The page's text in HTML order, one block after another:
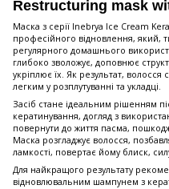
Restructuring mask
Маска з серії Inebrya Ice Cream
професійного відновлення, який,
регулярного домашнього
глибоко зволожує, доповнює
укріплює їх. Як результат,
легким у розплутуванні та укладці.
Засіб стане ідеальним рішенням
кератинування, догляд з
повернути до життя пасма,
Маска розгладжує волосся,
ламкості, повертає йому блиск,
Для найкращого результату
відновлювальним шампунем з